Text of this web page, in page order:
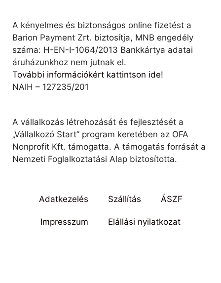
A kényelmes és biztonságos online fizetést a
Barion Payment Zrt. biztosítja, MNB engedély
száma: H-EN-I-1064/2013 Bankkártya adatai
áruházunkhoz nem jutnak el.
További információkért kattintson ide!
NAIH – 127235/201
A vállalkozás létrehozását és fejlesztését a
„Vállalkozó Start” program keretében az OFA
Nonprofit Kft. támogatta. A támogatás forrását a
Nemzeti Foglalkoztatási Alap biztosította.
Adatkezelés Szállítás ÁSZF
Impresszum Elállási nyilatkozat